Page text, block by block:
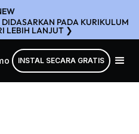
PADA KURIKULUM
LEBIH LANJUT ❯
INSTAL SECARA GRATIS